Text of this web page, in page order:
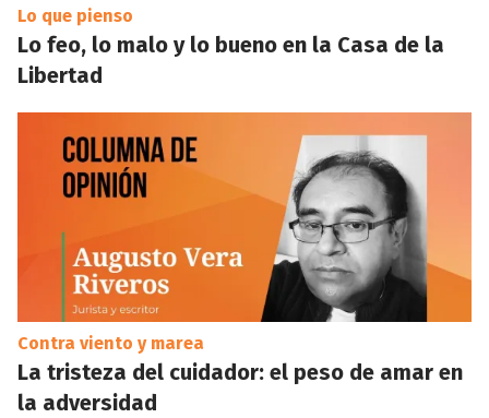
Lo que pienso
Lo feo, lo malo y lo bueno en la Casa de la
Libertad
Contra viento y marea
La tristeza del cuidador: el peso de amar en
la adversidad